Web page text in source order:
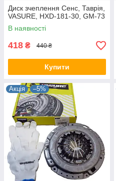
Диск зчеплення Сенс, Таврія,
VASURE, HXD-181-30, GM-73
В наявності
418 ₴ 440 ₴
Купити
Акція –5%